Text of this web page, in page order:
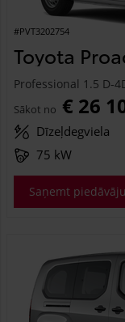
#PVT3202754
Toyota
Professional 1.5 D-
Sākot no € 26
Dīzeļdegviela
75 kW
Saņemt